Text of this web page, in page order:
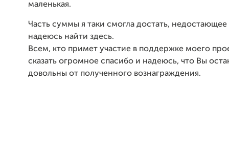
маленькая.
Часть суммы я таки смогла достать,
надеюсь найти здесь.
Всем, кто примет участие в поддержке моего
сказать огромное спасибо и надеюсь, что Вы
довольны от полученного вознаграждения.